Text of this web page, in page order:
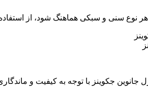
نوع سنی و سبکی هماهنگ شود، از
جانوین جکوینز با توجه به کیفیت و